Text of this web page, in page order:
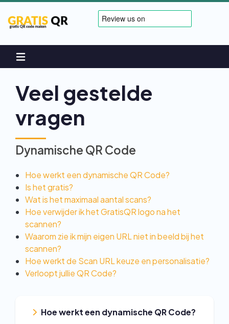
Veel gestelde
vragen
Dynamische QR Code
Hoe werkt een dynamische QR Code?
Is het gratis?
Wat is het maximaal aantal scans?
Hoe verwijder ik het GratisQR logo na het
scannen?
Waarom zie ik mijn eigen URL niet in beeld bij het
scannen?
Hoe werkt de Scan URL keuze en personalisatie?
Verloopt jullie QR Code?
Hoe werkt een dynamische QR Code?